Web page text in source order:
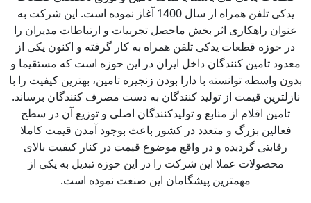
یدکی تلفن همراه از سال 1400 آغاز نموده است. این شرکت به
راهکاری اثر بخش ماحصل تجربیات و ارتباطات مدیران را
حوزه قطعات یدکی تلفن همراه به کار گرفته و اکنون یکی از
تامین کنندگان داخل ایران در این حوزه است که مستقیما و
واسطه توانسته با دارا بودن زنجیره تامین، بهترین کیفیت را با
قیمت از تولید کنندگان به دست مصرف کنندگان برساند.
تامین اقلام از منابع و تولیدکنندگان اصلی و توزیع آن در سطح
فعالین بزرگ و متعدد در کشور باعث بوجود آمدن قیمت کاملا
رقابتی گردیده و در واقع موضوع قیمت در کنار کیفیت بالای
محصولات عملا این شرکت را در این حوزه تبدیل به یکی از
مهمترین پیشگامان این صنعت نموده است.